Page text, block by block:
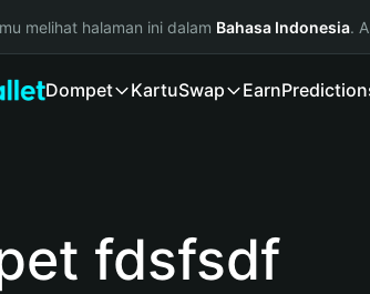
melihat halaman ini dalam Bahasa Indonesia.
Dompet KartuSwap Earn
fdsfsdf